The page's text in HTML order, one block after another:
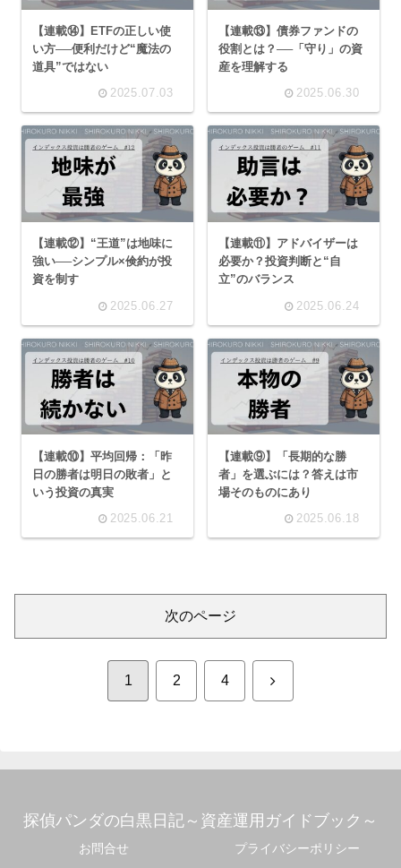
【連載⑭】ETFの正しい使
い方──便利だけど“魔法の
道具”ではない
2025.07.03
【連載⑬】債券ファンドの
役割とは？──「守り」の資
産を理解する
2025.06.30
【連載⑫】“王道”は地味に
強い──シンプル×倹約が投
資を制す
2025.06.27
【連載⑪】アドバイザーは
必要か？投資判断と“自
立”のバランス
2025.06.24
【連載⑩】平均回帰：「昨
日の勝者は明日の敗者」と
いう投資の真実
2025.06.21
【連載⑨】「長期的な勝
者」を選ぶには？答えは市
場そのものにあり
2025.06.18
次のページ
1 2 4 次
探偵パンダの白黒日記～資産運用ガイドブック～
お問合せ
プライバシーポリシー